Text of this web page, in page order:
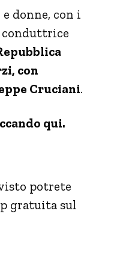
donne, con i
conduttrice
con
Cruciani.
qui.
potrete
gratuita sul